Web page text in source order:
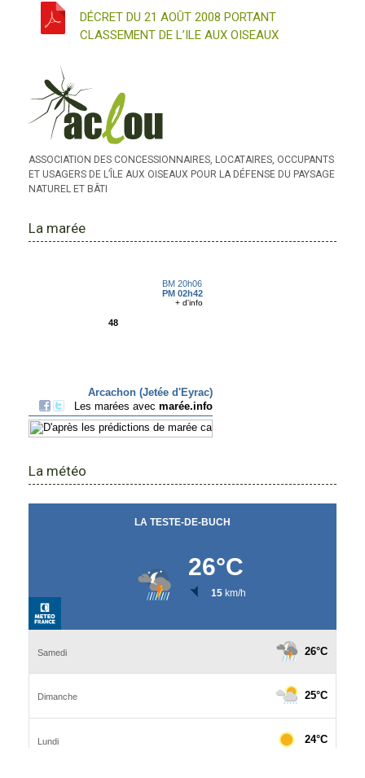
DÉCRET DU 21 AOÛT 2008 PORTANT
CLASSEMENT DE L’ILE AUX OISEAUX
ASSOCIATION DES CONCESSIONNAIRES, LOCATAIRES, OCCUPANTS
ET USAGERS DE L’ÎLE AUX OISEAUX POUR LA DÉFENSE DU PAYSAGE
NATUREL ET BÂTI
La marée
La météo